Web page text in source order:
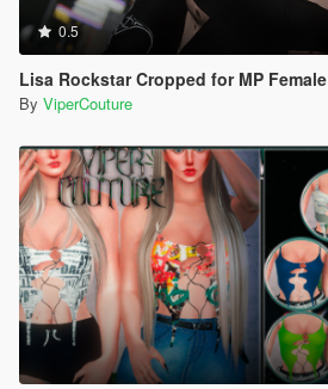
0.5
Lisa Rockstar Cropped for MP Female
By ViperCouture